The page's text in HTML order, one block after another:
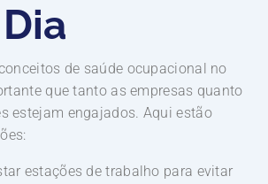
de saúde ocupacional no
que tanto as empresas quanto
estejam engajados. Aqui estão
estações de trabalho para evitar